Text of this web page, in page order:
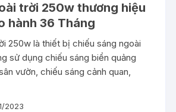
trời 250w thương hiệu
hành 36 Tháng
250w là thiết bị chiếu sáng ngoài
sử dụng chiếu sáng biển quảng
vườn, chiếu sáng cảnh quan,
2023